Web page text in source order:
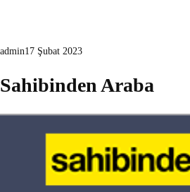
admin17 Şubat 2023
Sahibinden Araba